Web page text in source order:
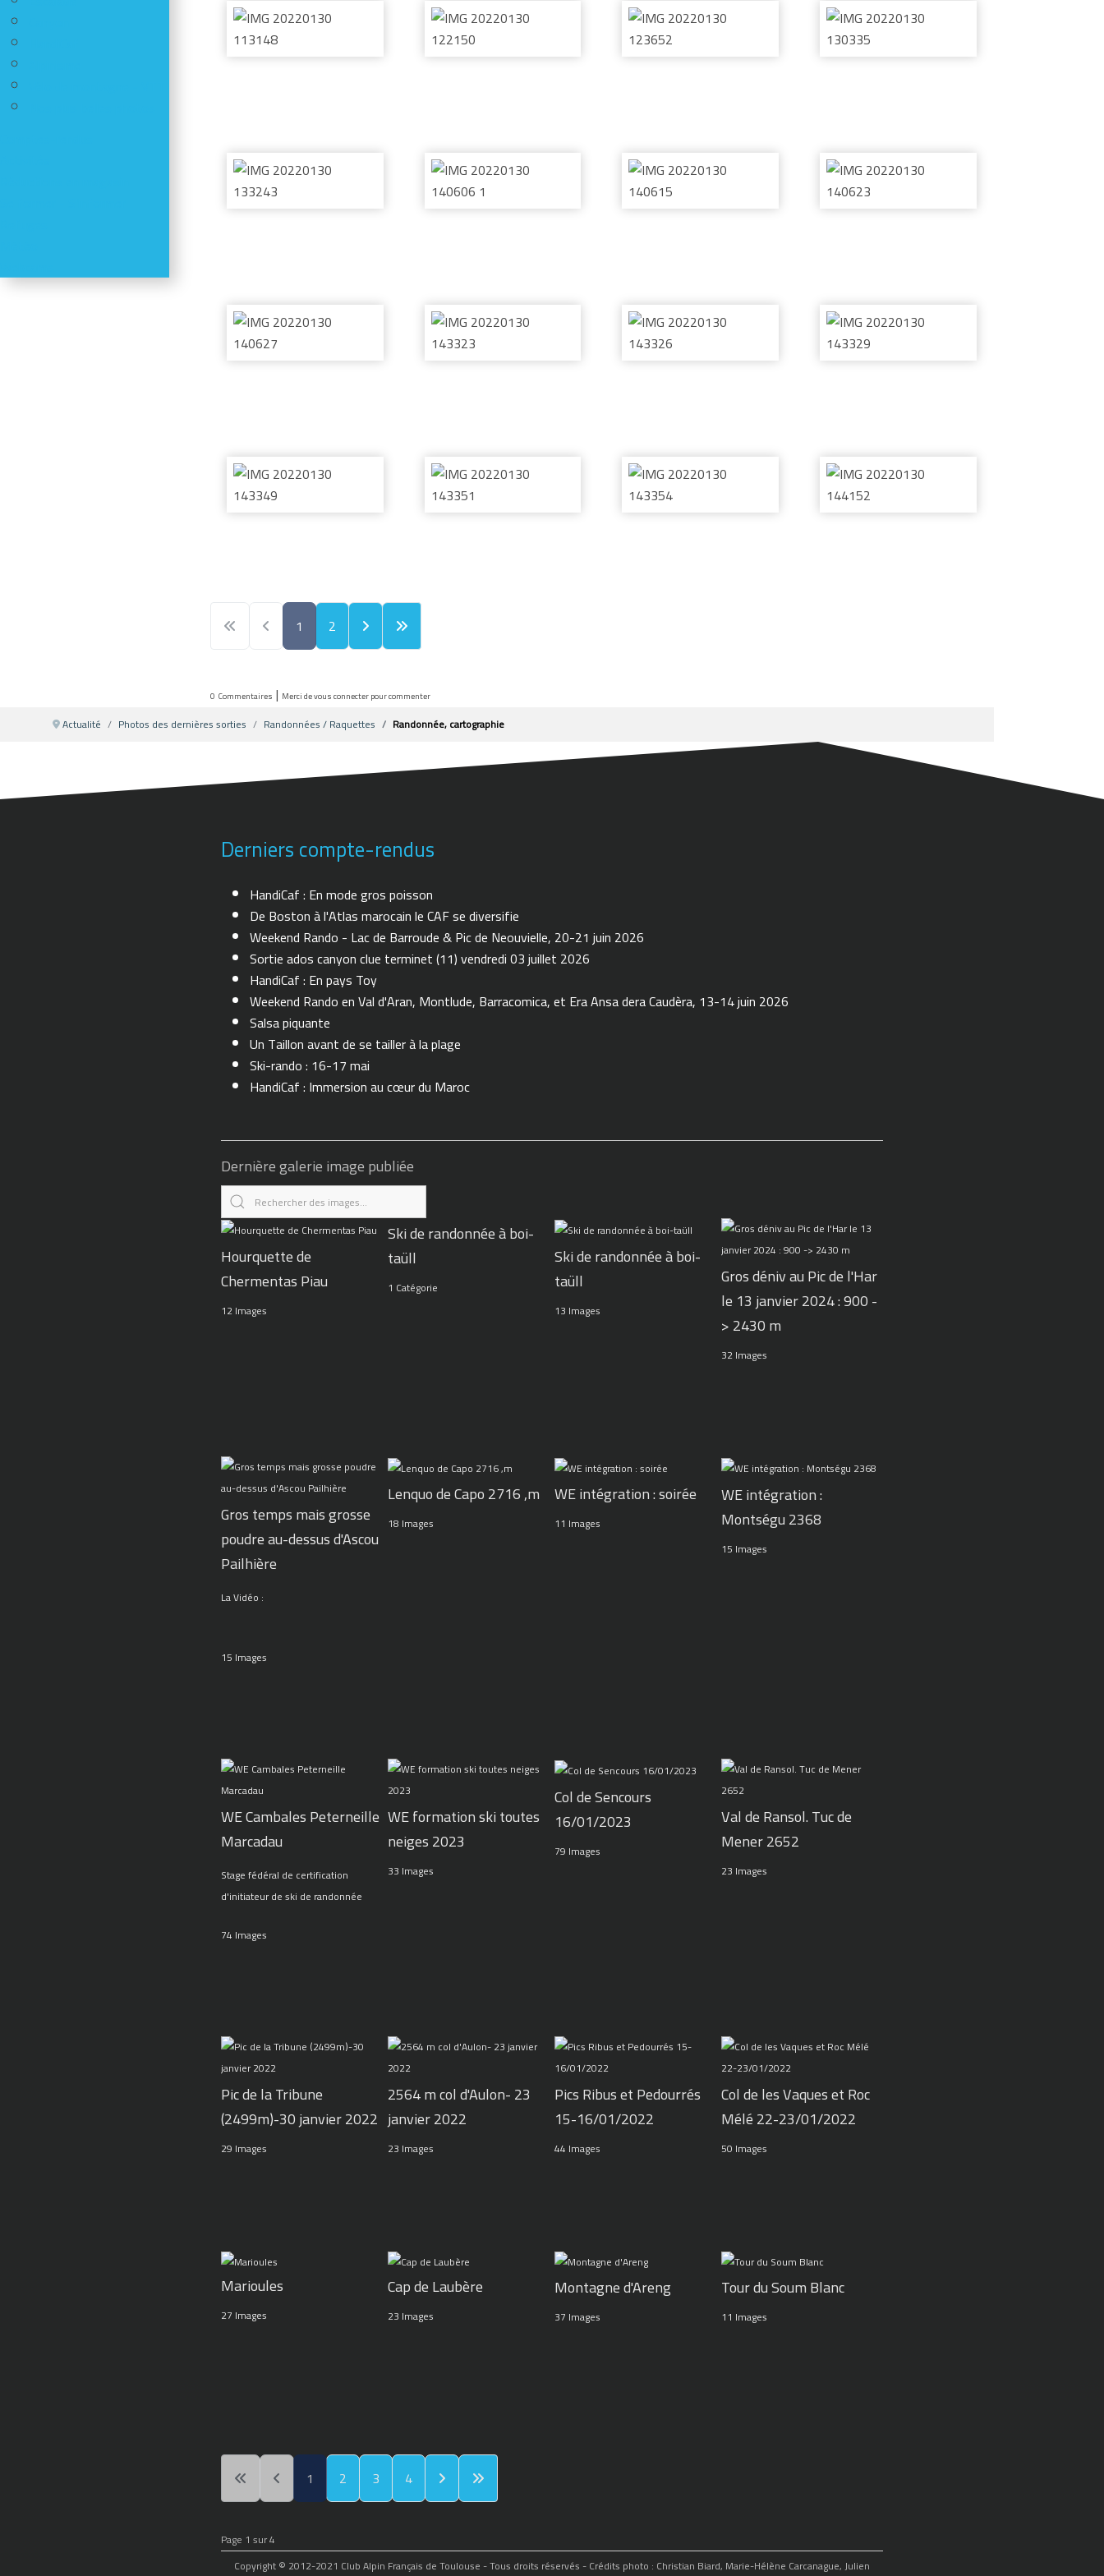
1 2
0 Commentaires | Merci de vous connecter pour commenter
Actualité Photos des dernières sorties Randonnées / Raquettes Randonnée, cartographie
Derniers compte-rendus
HandiCaf : En mode gros poisson
De Boston à l'Atlas marocain le CAF se diversifie
Weekend Rando - Lac de Barroude & Pic de Neouvielle, 20-21 juin 2026
Sortie ados canyon clue terminet (11) vendredi 03 juillet 2026
HandiCaf : En pays Toy
Weekend Rando en Val d'Aran, Montlude, Barracomica, et Era Ansa dera Caudèra, 13-14 juin 2026
Salsa piquante
Un Taillon avant de se tailler à la plage
Ski-rando : 16-17 mai
HandiCaf : Immersion au cœur du Maroc
Dernière galerie image publiée
Hourquette de
Chermentas Piau
12 Images
Ski de randonnée à boi-
taüll
1 Catégorie
Ski de randonnée à boi-
taüll
13 Images
Gros déniv au Pic de l'Har
le 13 janvier 2024 : 900 -
> 2430 m
32 Images
Gros temps mais grosse
poudre au-dessus d'Ascou
Pailhière
La Vidéo :
15 Images
Lenquo de Capo 2716 ,m
18 Images
WE intégration : soirée
11 Images
WE intégration :
Montségu 2368
15 Images
WE Cambales Peterneille
Marcadau
Stage fédéral de certification
d'initiateur de ski de randonnée
74 Images
WE formation ski toutes
neiges 2023
33 Images
Col de Sencours
16/01/2023
79 Images
Val de Ransol. Tuc de
Mener 2652
23 Images
Pic de la Tribune
(2499m)-30 janvier 2022
29 Images
2564 m col d'Aulon- 23
janvier 2022
23 Images
Pics Ribus et Pedourrés
15-16/01/2022
44 Images
Col de les Vaques et Roc
Mélé 22-23/01/2022
50 Images
Marioules
27 Images
Cap de Laubère
23 Images
Montagne d'Areng
37 Images
Tour du Soum Blanc
11 Images
1 2 3 4
Page 1 sur 4
Copyright © 2012-2021 Club Alpin Français de Toulouse - Tous droits réservés - Crédits photo : Christian Biard, Marie-Hélène Carcanague, Julien